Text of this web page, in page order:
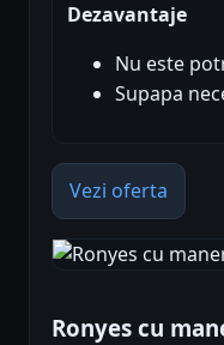
Dezavantaje
Nu este
Supapa
Vezi oferta
Ronyes cu